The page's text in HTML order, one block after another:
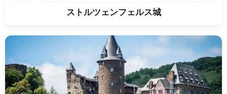
ストルツェンフェルス城